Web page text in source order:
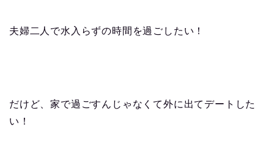
夫婦二人で水入らずの時間を過ごしたい！
だけど、家で過ごすんじゃなくて外に出てデートした
い！